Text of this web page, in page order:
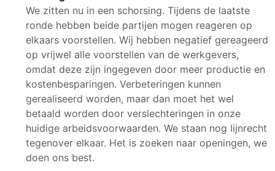
We zitten nu in een schorsing. Tijdens de laatste
ronde hebben beide partijen mogen reageren op
elkaars voorstellen. Wij hebben negatief gereageerd
op vrijwel alle voorstellen van de werkgevers,
omdat deze zijn ingegeven door meer productie en
kostenbesparingen. Verbeteringen kunnen
gerealiseerd worden, maar dan moet het wel
betaald worden door verslechteringen in onze
huidige arbeidsvoorwaarden. We staan nog lijnrecht
tegenover elkaar. Het is zoeken naar openingen, we
doen ons best.